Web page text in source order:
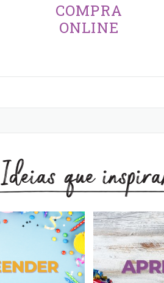
COMPRA
ONLINE
Ideias que